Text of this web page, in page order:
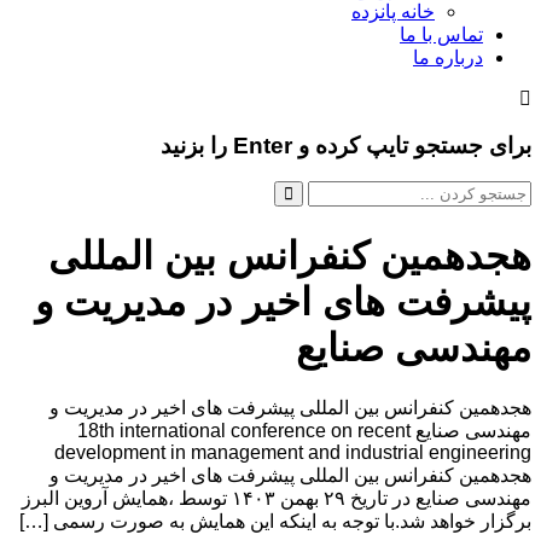
خانه پانزده
تماس با ما
درباره ما
برای جستجو تایپ کرده و Enter را بزنید
هجدهمین کنفرانس بین المللی
پیشرفت های اخیر در مدیریت و
مهندسی صنایع
هجدهمین کنفرانس بین المللی پیشرفت های اخیر در مدیریت و
مهندسی صنایع 18th international conference on recent
development in management and industrial engineering
هجدهمین کنفرانس بین المللی پیشرفت های اخیر در مدیریت و
مهندسی صنایع در تاریخ ۲۹ بهمن ۱۴۰۳ توسط ،همایش آروین البرز
برگزار خواهد شد.با توجه به اینکه این همایش به صورت رسمی […]